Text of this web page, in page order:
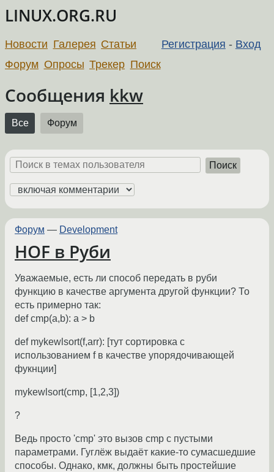
LINUX.ORG.RU
Регистрация - Вход
Новости Галерея Статьи
Форум Опросы Трекер Поиск
Сообщения kkw
Все Форум
Поиск
Форум — Development
HOF в Руби
Уважаемые, есть ли способ передать в руби
функцию в качестве аргумента другой функции? То
есть примерно так:
def cmp(a,b): a > b
def mykewlsort(f,arr): [тут сортировка с
использованием f в качестве упорядочивающей
фукнции]
mykewlsort(cmp, [1,2,3])
?
Ведь просто 'cmp' это вызов cmp с пустыми
параметрами. Гуглёж выдаёт какие-то сумасшедшие
способы. Однако, кмк, должны быть простейшие